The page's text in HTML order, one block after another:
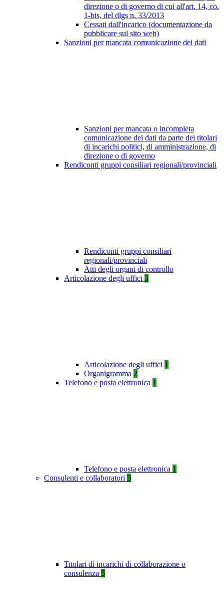
direzione o di governo di cui all'art. 14, co.
1-bis, del dlgs n. 33/2013
Cessati dall'incarico (documentazione da
pubblicare sul sito web)
Sanzioni per mancata comunicazione dei dati
Sanzioni per mancata o incompleta
comunicazione dei dati da parte dei titolari
di incarichi politici, di amministrazione, di
direzione o di governo
Rendiconti gruppi consiliari regionali/provinciali
Rendiconti gruppi consiliari
regionali/provinciali
Atti degli organi di controllo
Articolazione degli uffici 3
Articolazione degli uffici 1
Organigramma 2
Telefono e posta elettronica 1
Telefono e posta elettronica 1
Consulenti e collaboratori 5
Titolari di incarichi di collaborazione o
consulenza 5